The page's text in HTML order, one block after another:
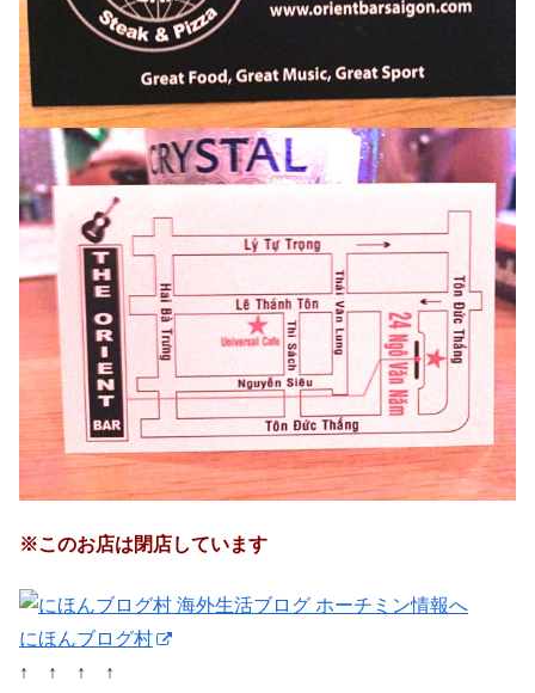
※このお店は閉店しています
にほんブログ村
↑ ↑ ↑ ↑